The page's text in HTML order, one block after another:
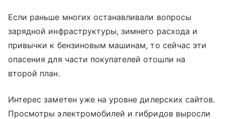
Если раньше многих останавливали вопросы
зарядной инфраструктуры, зимнего расхода и
привычки к бензиновым машинам, то сейчас эти
опасения для части покупателей отошли на
второй план.
Интерес заметен уже на уровне дилерских сайтов.
Просмотры электромобилей и гибридов выросли